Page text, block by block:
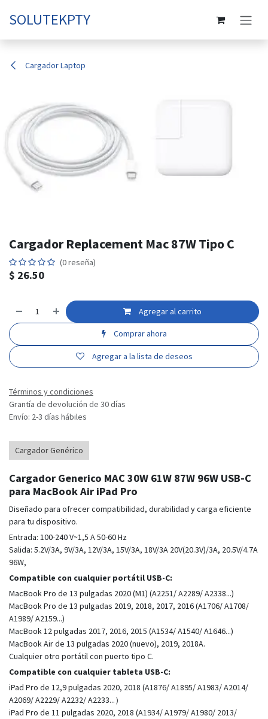
SOLUTEKPTY
Cargador Laptop
Cargador Replacement Mac 87W Tipo C
(0 reseña)
$ 26.50
Agregar al carrito
Comprar ahora
Agregar a la lista de deseos
Términos y condiciones
Grantía de devolución de 30 días
Envío: 2-3 días hábiles
Cargador Genérico
Cargador Generico MAC 30W 61W 87W 96W USB-C
para MacBook Air iPad Pro
Diseñado para ofrecer compatibilidad, durabilidad y carga eficiente
para tu dispositivo.
Entrada: 100-240 V~1,5 A 50-60 Hz
Salida: 5.2V/3A, 9V/3A, 12V/3A, 15V/3A, 18V/3A 20V(20.3V)/3A, 20.5V/4.7A
96W,
Compatible con cualquier portátil USB-C:
MacBook Pro de 13 pulgadas 2020 (M1) (A2251/ A2289/ A2338...)
MacBook Pro de 13 pulgadas 2019, 2018, 2017, 2016 (A1706/ A1708/
A1989/ A2159...)
MacBook 12 pulgadas 2017, 2016, 2015 (A1534/ A1540/ A1646...)
MacBook Air de 13 pulgadas 2020 (nuevo), 2019, 2018A.
Cualquier otro portátil con puerto tipo C.
Compatible con cualquier tableta USB-C:
iPad Pro de 12,9 pulgadas 2020, 2018 (A1876/ A1895/ A1983/ A2014/
A2069/ A2229/ A2232/ A2233...）
iPad Pro de 11 pulgadas 2020, 2018 (A1934/ A1979/ A1980/ 2013/